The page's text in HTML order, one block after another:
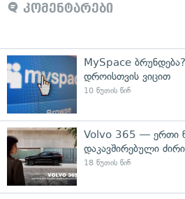
კომენტარები
MySpace
დროისთვის ვიცით
10 წუთის წინ
Volvo 365 — ერთი
დაკავშირებული
18 წუთის წინ